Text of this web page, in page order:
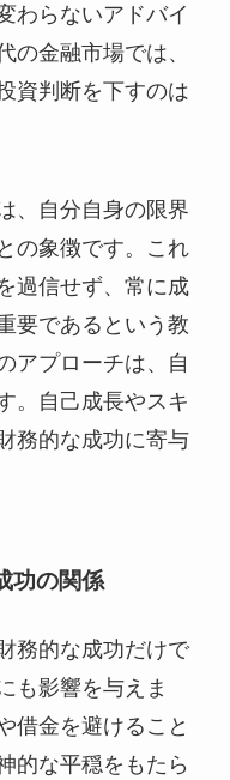
わらないアドバイ
の金融市場では、
資判断を下すのは
、自分自身の限界
の象徴です。これ
過信せず、常に成
要であるという教
アプローチは、自
。自己成長やスキ
務的な成功に寄与
功の関係
務的な成功だけで
も影響を与えま
借金を避けること
的な平穏をもたら